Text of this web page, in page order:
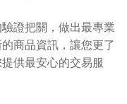
證把關，做出最專業
商品資訊，讓您更了
供最安心的交易服